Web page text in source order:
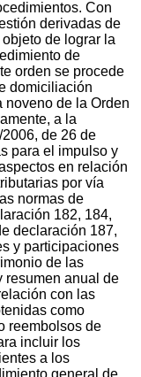
Con
derivadas de
de lograr la
de
orden se procede
domiciliación
noveno de la Orden
a la
de 26 de
para el impulso y
en relación
por vía
normas de
182, 184,
declaración 187,
y participaciones
de las
resumen anual de
con las
como
reembolsos de
incluir los
a los
general de